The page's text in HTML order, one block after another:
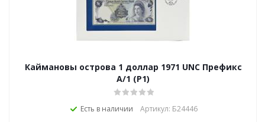
Каймановы острова 1 доллар 1971 UNC Префикс
A/1 (P1)
Есть в наличии Артикул: Б24446